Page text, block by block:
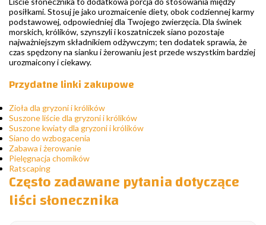
posiłkami. Stosuj je jako urozmaicenie diety, obok codziennej karmy
podstawowej, odpowiedniej dla Twojego zwierzęcia. Dla świnek
morskich, królików, szynszyli i koszatniczek siano pozostaje
najważniejszym składnikiem odżywczym; ten dodatek sprawia, że
czas spędzony na sianku i żerowaniu jest przede wszystkim bardziej
urozmaicony i ciekawy.
Przydatne linki zakupowe
Zioła dla gryzoni i królików
Suszone liście dla gryzoni i królików
Suszone kwiaty dla gryzoni i królików
Siano do wzbogacenia
Zabawa i żerowanie
Pielęgnacja chomików
Ratscaping
Często zadawane pytania dotyczące
liści słonecznika